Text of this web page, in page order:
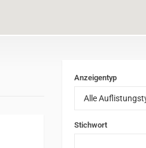
Anzeigentyp
Alle
Stichwort